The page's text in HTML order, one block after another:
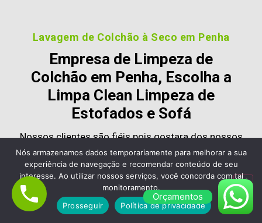
Lavagem de Colchão à Seco em Penha
Empresa de Limpeza de
Colchão em Penha, Escolha a
Limpa Clean Limpeza de
Estofados e Sofá
Nossos clientes são fiéis pois gostara dos nossos
serviços e nos recomendam, veja alguns desses
comentários:
Orçamentos
Nós armazenamos dados temporariamente para melhorar a sua
experiência de navegação e recomendar conteúdo de seu
interesse. Ao utilizar nossos serviços, você concorda com tal
monitoramento.
Prosseguir
Política de privacidade